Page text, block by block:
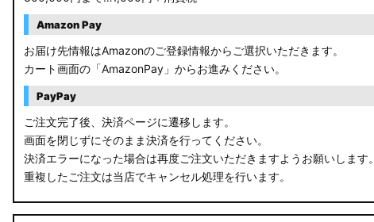
JF3/4 N-BOX カスタム
JH3/4 N-WGN
JH1/2 N-WGN
RT5/6 RW1/2 CR-V
RV5/6 RV3/4 ヴェゼル
Amazon Pay
お届け先情報はAmazonのご登録情報からご選択いただきます。
カート画面の「AmazonPay」からお進みください。
PayPay
ご注文完了後、決済ページに遷移します。
画面を閉じずにそのまま決済を行ってください。
決済エラーになった場合は再度ご注文いただきますようお願いします。
重複したご注文は当店でキャンセル処理を行います。